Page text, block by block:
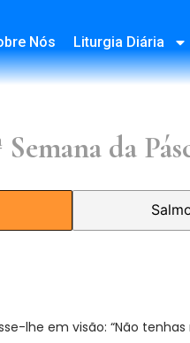
Nós Liturgia Diária
Semana da
lhe em visão: “Não